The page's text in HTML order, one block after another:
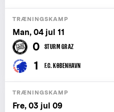
TRÆNINGSKAMP
Man, 04 jul 11
0 STURM GRAZ
1 F.C. KØBENHAVN
TRÆNINGSKAMP
Fre, 03 jul 09